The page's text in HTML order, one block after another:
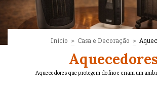
Início > Casa e Decoração >
Aquecedores
Aquecedores que protegem do frio e criam um